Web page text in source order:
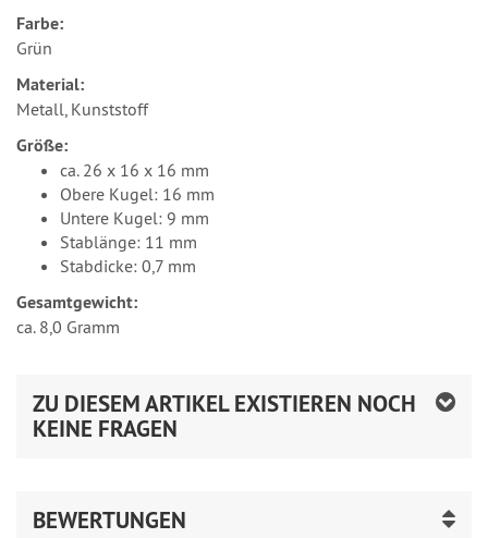
Farbe:
Grün
Material:
Metall, Kunststoff
Größe:
ca. 26 x 16 x 16 mm
Obere Kugel: 16 mm
Untere Kugel: 9 mm
Stablänge: 11 mm
Stabdicke: 0,7 mm
Gesamtgewicht:
ca. 8,0 Gramm
ZU DIESEM ARTIKEL EXISTIEREN NOCH
KEINE FRAGEN
BEWERTUNGEN